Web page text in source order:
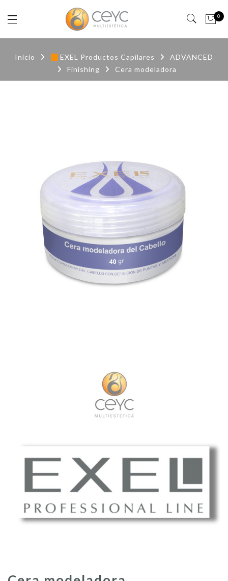
0
Inicio EXEL Productos Capilares
ADVANCED
Finishing
Cera modeladora